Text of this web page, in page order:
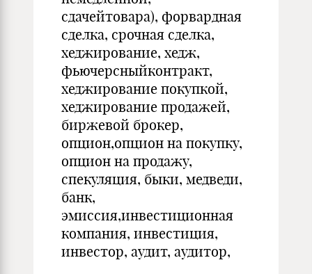
сдачейтовара), форвардная
сделка, срочная сделка,
хеджирование, хедж,
фьючерсныйконтракт,
хеджирование покупкой,
хеджирование продажей,
биржевой брокер,
опцион,опцион на покупку,
опцион на продажу,
спекуляция, быки, медведи,
банк,
эмиссия,инвестиционная
компания, инвестиция,
инвестор, аудит, аудитор,